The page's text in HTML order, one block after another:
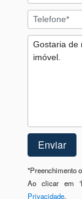
*Preenchimento
Ao clicar em
Privacidade.